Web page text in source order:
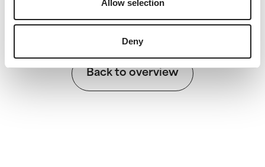
Allow selection
Deny
Back to overview